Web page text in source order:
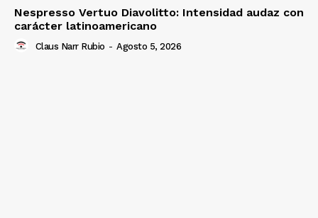
Nespresso Vertuo Diavolitto: Intensidad audaz con
carácter latinoamericano
Claus Narr Rubio - Agosto 5, 2026